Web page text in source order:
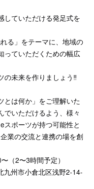
していただける発足式を
る」をテーマに、地域の
っていただくための幅広
の未来を作りましょう‼
とは何か」をご理解いた
でいただけるよう、様々
スポーツが持つ可能性と
業の交流と連携の場を創
（2〜3時間予定）
九州市小倉北区浅野2-14-